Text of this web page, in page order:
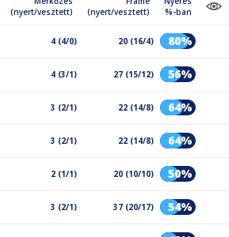
(nyert/vesztett)
(nyert/vesztett)
%-ban
4 (4/0) 20 (16/4) 80%
4 (3/1) 27 (15/12) 56%
3 (2/1) 22 (14/8) 64%
3 (2/1) 22 (14/8) 64%
2 (1/1) 20 (10/10) 50%
3 (2/1) 37 (20/17) 54%